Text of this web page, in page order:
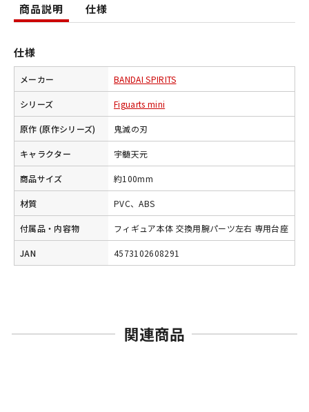
商品説明 仕様
仕様
メーカー BANDAI SPIRITS
シリーズ Figuarts mini
原作 (原作シリーズ) 鬼滅の刃
キャラクター 宇髄天元
商品サイズ 約100mm
材質 PVC、ABS
付属品・内容物 フィギュア本体 交換用腕パーツ左右 専用台座
JAN 4573102608291
関連商品